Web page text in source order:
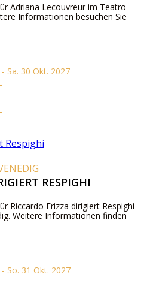
Adriana Lecouvreur im Teatro
Informationen besuchen Sie
Sa. 30 Okt. 2027
RESPIGHI
Riccardo Frizza dirigiert Respighi
Weitere Informationen finden
So. 31 Okt. 2027